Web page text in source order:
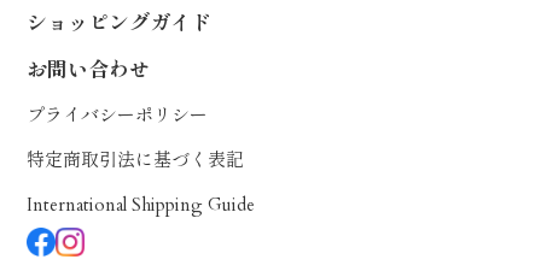
ショッピングガイド
お問い合わせ
プライバシーポリシー
特定商取引法に基づく表記
International Shipping Guide